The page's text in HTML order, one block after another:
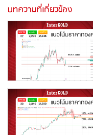
บทความที่เกี่ยวข้อง